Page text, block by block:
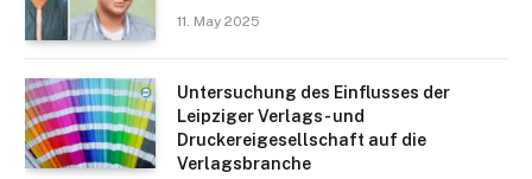
11. May 2025
Untersuchung des Einflusses der
Leipziger Verlags- und
Druckereigesellschaft auf die
Verlagsbranche